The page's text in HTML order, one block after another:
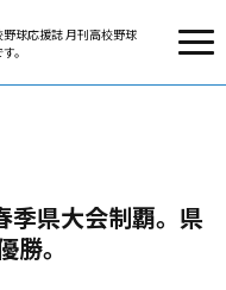
球応援誌 月刊高校野球
。
季県大会制覇。県
。